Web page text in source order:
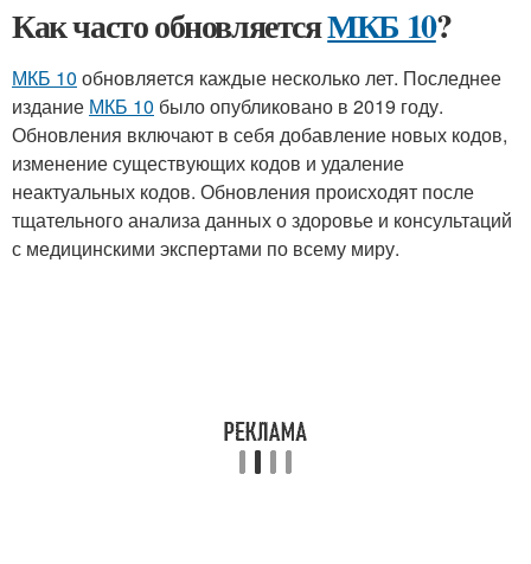
Как часто обновляетсяМКБ 10?
МКБ 10 обновляется каждые несколько лет. Последнее
издание МКБ 10 было опубликовано в 2019 году.
Обновления включают в себя добавление новых кодов,
изменение существующих кодов и удаление
неактуальных кодов. Обновления происходят после
тщательного анализа данных о здоровье и консультаций
с медицинскими экспертами по всему миру.